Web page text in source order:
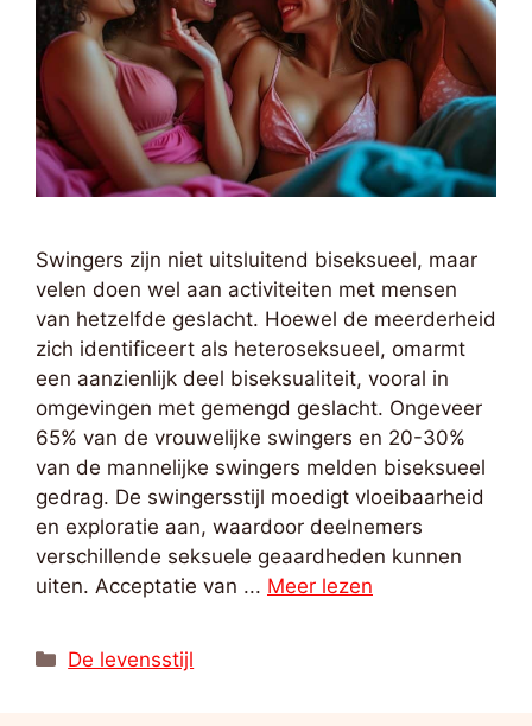
Swingers zijn niet uitsluitend biseksueel, maar
velen doen wel aan activiteiten met mensen
van hetzelfde geslacht. Hoewel de meerderheid
zich identificeert als heteroseksueel, omarmt
een aanzienlijk deel biseksualiteit, vooral in
omgevingen met gemengd geslacht. Ongeveer
65% van de vrouwelijke swingers en 20-30%
van de mannelijke swingers melden biseksueel
gedrag. De swingersstijl moedigt vloeibaarheid
en exploratie aan, waardoor deelnemers
verschillende seksuele geaardheden kunnen
uiten. Acceptatie van ... Meer lezen
Categorieën
De levensstijl